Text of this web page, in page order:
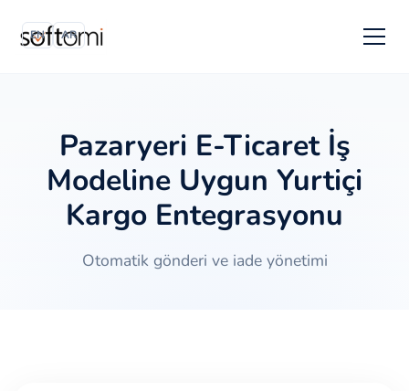
EN AR
Pazaryeri E-Ticaret İş
Modeline Uygun Yurtiçi
Kargo Entegrasyonu
Otomatik gönderi ve iade yönetimi